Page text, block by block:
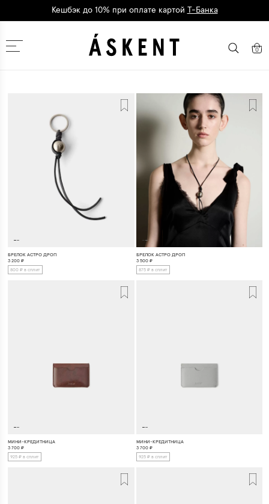
Кешбэк до 10% при оплате картой Т-Банка
Москва 0
БРЕЛОК АСТРО ДРОП
3 200 ₽
800 ₽ в сплит
БРЕЛОК АСТРО ДРОП
3 500₽
875 ₽ в сплит
МИНИ-КРЕДИТНИЦА
3 700 ₽
925 ₽ в сплит
МИНИ-КРЕДИТНИЦА
3 700₽
925 ₽ в сплит